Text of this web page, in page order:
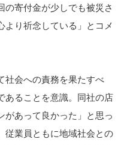
の寄付金が少しでも被災さ
より祈念している」とコメ
会への責務を果たすべ
あることを意識。同社の店
があって良かった」と思っ
従業員ともに地域社会との